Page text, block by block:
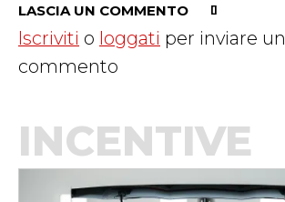
LASCIA UN COMMENTO
Iscriviti o loggati per inviare un
commento
INCENTIVE